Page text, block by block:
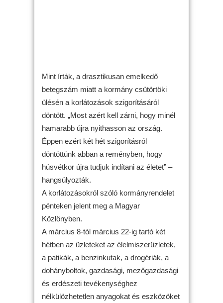
Mint írták, a drasztikusan emelkedő
betegszám miatt a kormány csütörtöki
ülésén a korlátozások szigorításáról
döntött. „Most azért kell zárni, hogy minél
hamarabb újra nyithasson az ország.
Éppen ezért két hét szigorításról
döntöttünk abban a reményben, hogy
húsvétkor újra tudjuk indítani az életet” –
hangsúlyozták.
A korlátozásokról szóló kormányrendelet
pénteken jelent meg a Magyar
Közlönyben.
A március 8-tól március 22-ig tartó két
hétben az üzleteket az élelmiszerüzletek,
a patikák, a benzinkutak, a drogériák, a
dohányboltok, gazdasági, mezőgazdasági
és erdészeti tevékenységhez
nélkülözhetetlen anyagokat és eszközöket